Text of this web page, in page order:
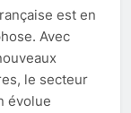
est en
Avec
le secteur
évolue